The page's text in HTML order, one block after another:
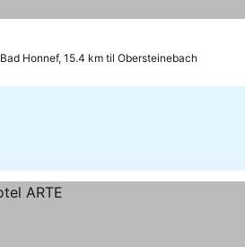
Bad Honnef, 15.4 km til Obersteinebach